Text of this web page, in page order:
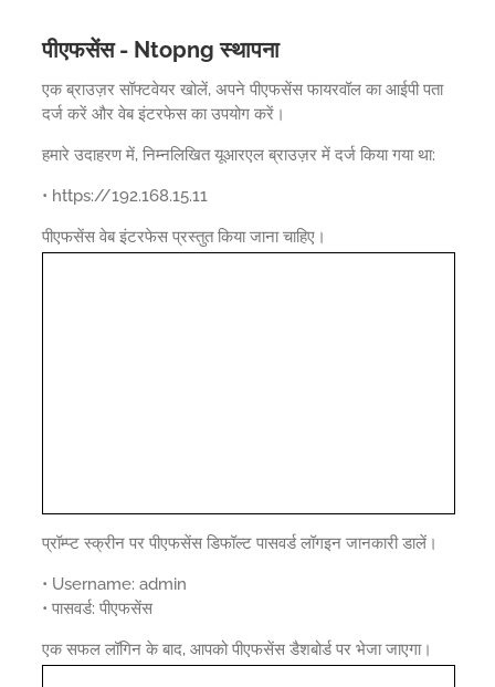
पीएफसेंस - Ntopng स्थापना
एक ब्राउज़र सॉफ्टवेयर खोलें, अपने पीएफसेंस फायरवॉल का आईपी पता
दर्ज करें और वेब इंटरफेस का उपयोग करें।
हमारे उदाहरण में, निम्नलिखित यूआरएल ब्राउज़र में दर्ज किया गया था:
• https://192.168.15.11
पीएफसेंस वेब इंटरफेस प्रस्तुत किया जाना चाहिए।
प्रॉम्प्ट स्क्रीन पर पीएफसेंस डिफॉल्ट पासवर्ड लॉगइन जानकारी डालें।
• Username: admin
• पासवर्ड: पीएफसेंस
एक सफल लॉगिन के बाद, आपको पीएफसेंस डैशबोर्ड पर भेजा जाएगा।